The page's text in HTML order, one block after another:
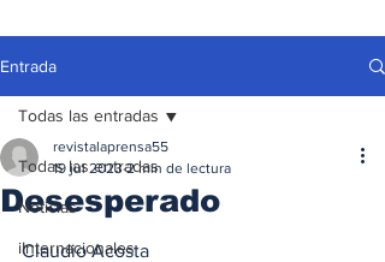
Entrada
Todas las entradas
Noticias
iInternacionales
Todas las entradas
Desesperado
revistalaprensa55
19 jul 2023 2 min de lectura
Claudio Acosta